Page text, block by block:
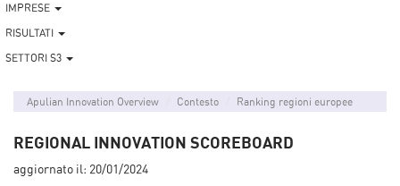
IMPRESE
RISULTATI
SETTORI S3
Apulian Innovation Overview Contesto Ranking regioni europee
REGIONAL INNOVATION SCOREBOARD
aggiornato il: 20/01/2024